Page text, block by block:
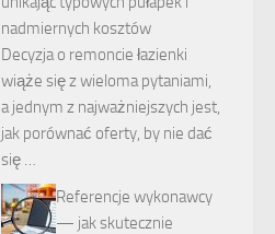
nadmiernych kosztów
Decyzja o remoncie łazienki
wiąże się z wieloma pytaniami,
a jednym z najważniejszych jest,
jak porównać oferty, by nie dać
się …
Referencje wykonawcy
— jak skutecznie